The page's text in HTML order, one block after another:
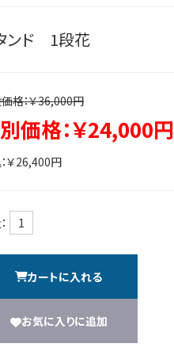
ンド 1段花
格：￥36,000円
価格：￥24,000円
￥26,400円
カートに入れる
お気に入りに追加